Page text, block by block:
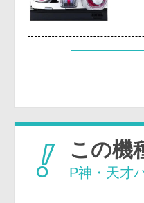
この機
P神・天才